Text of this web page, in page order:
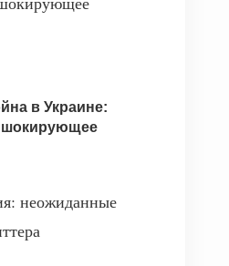
в Украине:
шокирующее